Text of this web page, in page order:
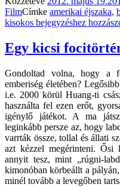
FilmCímke amerikai éjszaka,
kisokos bejegyzéshez
Egy kicsi
Gondoltad volna, hogy a
emberiség életében?
i.e. 2000 körül Huang-ti
használta fel ezen erőt,
igénylő játékot. A ma
leginkább persze az, hogy
varrták össze, tollal és állati
azt kézzel megérinteni. Ősi
annyit tesz, mint „rúgni-
kimonóban körbeállt a
minél tovább a levegőben